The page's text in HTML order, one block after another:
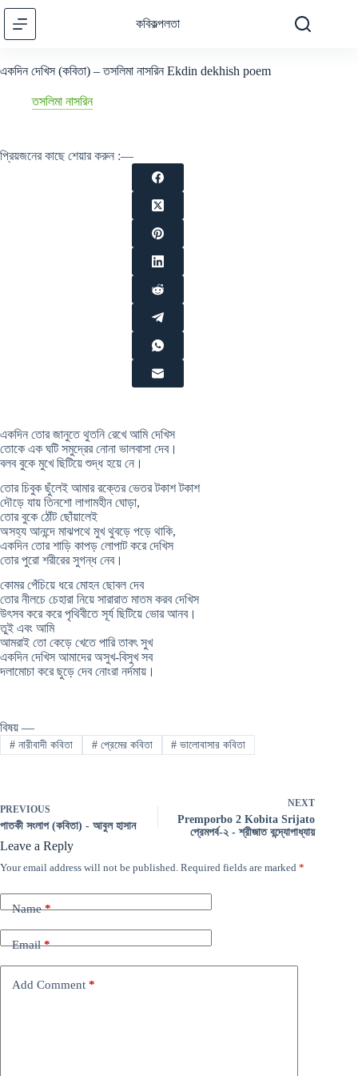
Skip
content
কবিকল্পলতা
একদিন দেখিস (কবিতা) – তসলিমা নাসরিন Ekdin dekhish poem
তসলিমা নাসরিন
প্রিয়জনের কাছে শেয়ার করুন :—
একদিন তাের জানুতে থুতনি রেখে আমি দেখিস
তােকে এক ঘটি সমুদ্রের নােনা ভালবাসা দেব।
বলব বুকে মুখে ছিটিয়ে শুদ্ধ হয়ে নে।
তাের চিবুক ছুঁলেই আমার রক্তের ভেতর টকাশ টকাশ
দৌড়ে যায় তিনশাে লাগামহীন ঘােড়া,
তাের বুকে ঠোঁট ছোঁয়ালেই
অসহ্য আনন্দে মাঝপথে মুখ থুবড়ে পড়ে থাকি,
একদিন তাের শাড়ি কাপড় লােপাট করে দেখিস
তাের পুরাে শরীরের সুগন্ধ নেব।
কোমর পেঁচিয়ে ধরে মােহন ছােবল দেব
তাের নীলচে চেহারা নিয়ে সারারাত মাতম করব দেখিস
উৎসব করে করে পৃথিবীতে সূর্য ছিটিয়ে ভাের আনব।
তুই এবং আমি
আমরাই তাে কেড়ে খেতে পারি তাবৎ সুখ
একদিন দেখিস আমাদের অসুখ-বিসুখ সব
দলামােচা করে ছুড়ে দেব নােংরা নর্দমায়।
বিষয় —
#নারীবাদী কবিতা #প্রেমের কবিতা # ভালোবাসার কবিতা
PREVIOUS
পাতকী সংলাপ (কবিতা) - আবুল হাসান
NEXT
Premporbo 2 Kobita Srijato
প্রেমপর্ব-২ - শ্রীজাত বন্দ্যোপাধ্যায়
Leave a Reply
Your email address will not be published. Required fields are marked *
Name*
Email*
Add Comment *